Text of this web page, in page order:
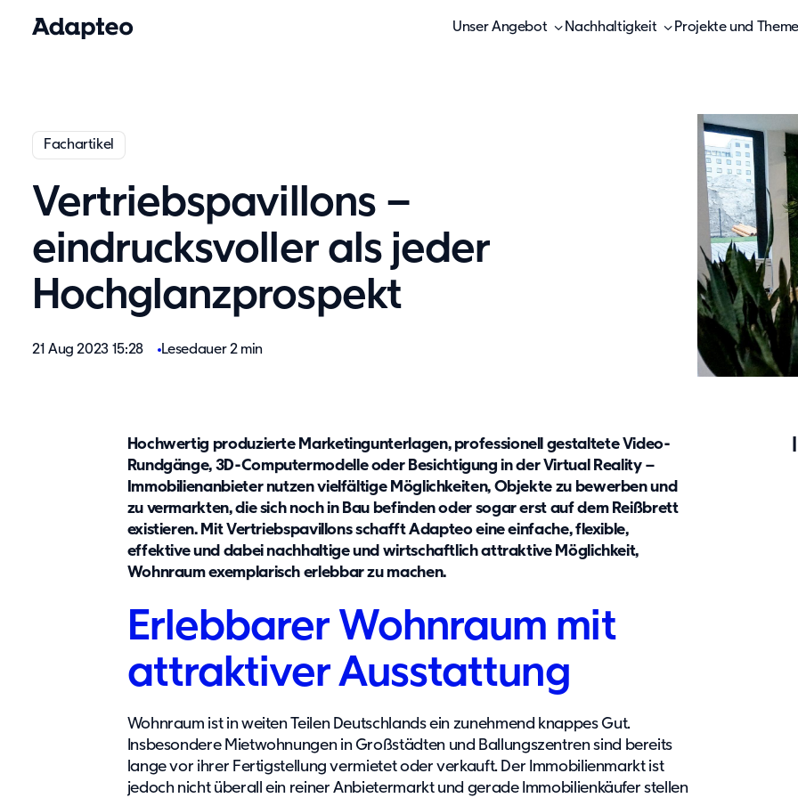
Unser Angebot Nachhaltigkeit Projekte und
Fachartikel
Vertriebspavillons –
eindrucksvoller als jeder
Hochglanzprospekt
21 Aug 2023 15:28 Lesedauer 2 min
Hochwertig produzierte Marketingunterlagen, professionell gestaltete Video-
Rundgänge, 3D-Computermodelle oder Besichtigung in der Virtual Reality –
Immobilienanbieter nutzen vielfältige Möglichkeiten, Objekte zu bewerben und
zu vermarkten, die sich noch in Bau befinden oder sogar erst auf dem Reißbrett
existieren. Mit Vertriebspavillons schafft Adapteo eine einfache, flexible,
effektive und dabei nachhaltige und wirtschaftlich attraktive Möglichkeit,
Wohnraum exemplarisch erlebbar zu machen.
Erlebbarer Wohnraum mit
attraktiver Ausstattung
Wohnraum ist in weiten Teilen Deutschlands ein zunehmend knappes Gut.
Insbesondere Mietwohnungen in Großstädten und Ballungszentren sind bereits
lange vor ihrer Fertigstellung vermietet oder verkauft. Der Immobilienmarkt ist
jedoch nicht überall ein reiner Anbietermarkt und gerade Immobilienkäufer stellen